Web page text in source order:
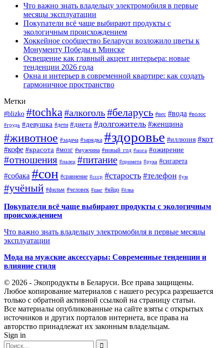
Что важно знать владельцу электромобиля в первые
месяцы эксплуатации
Покупатели всё чаще выбирают продукты с
экологичным происхождением
Хоккейное сообщество Беларуси возложило цветы к
Монументу Победы в Минске
Освещение как главный акцент интерьера: новые
тенденции 2026 года
Окна и интерьер в современной квартире: как создать
гармоничное пространство
Метки
#blizko #tochka #алкоголь#беларусь #вес #вода #волос
#грудь #девушка #дети #диета #долгожитель #женщина
#животное #задача #зарядка #здоровье #иллюзия #кот
#кофе #красота #мозг #мужчина #новый_год #нога #ожирение
#отношения #палец #питание #примета #рука #сигарета
#собака #сон #сравнение #ссср #старость #телефон #ум
#учёный #фильм #человек #шаг #яйцо #ёлка
Покупатели всё чаще выбирают продукты с экологичным
происхождением
Что важно знать владельцу электромобиля в первые месяцы
эксплуатации
Мода на мужские аксессуары: Современные тенденции и
влияние стиля
© 2026 - Экопродукты в Беларуси. Все права защищены.
Любое копирование материалов с нашего ресурса разрешается
только с обратной активной ссылкой на страницу статьи.
Все материалы опубликованные на сайте взяты с открытых
источников и других порталов интернета, все права на
авторство принадлежат их законным владельцам.
Sign in